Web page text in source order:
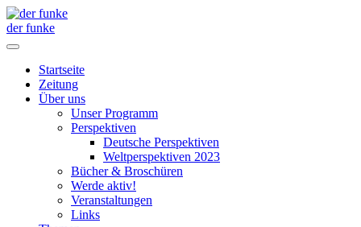
der funke
Startseite
Zeitung
Über uns
Unser Programm
Perspektiven
Deutsche Perspektiven
Weltperspektiven 2023
Bücher & Broschüren
Werde aktiv!
Veranstaltungen
Links